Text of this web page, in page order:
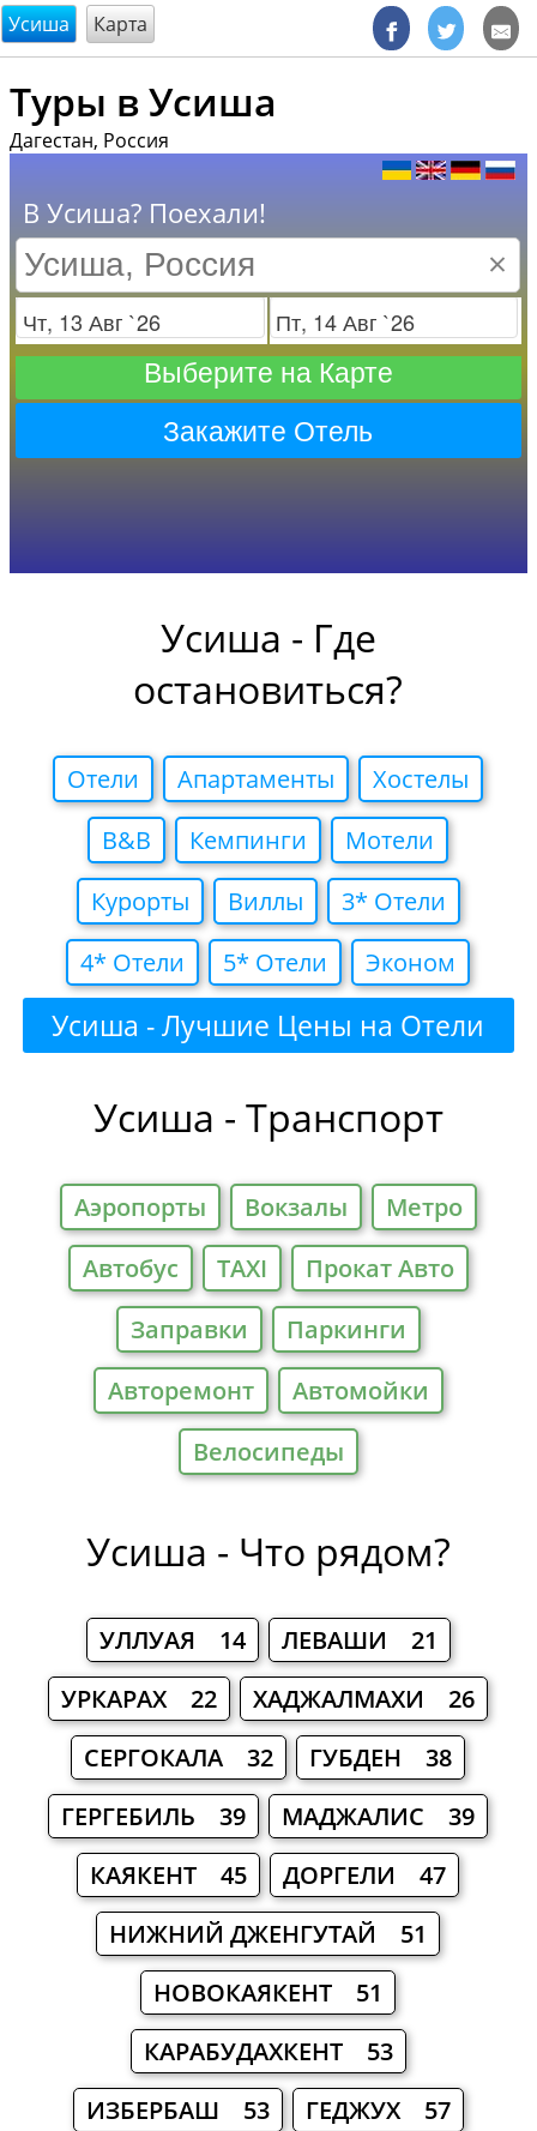
@endsectiom
Усиша Карта
Туры в Усиша
Дагестан, Россия
В Усиша? Поехали!
×
Заезд
Выберите на Карте
Закажите Отель
Усиша - Где
остановиться?
Отели Апартаменты
Хостелы
B&B
Кемпинги
Мотели
Курорты
Виллы
3* Отели
4* Отели
5* Отели Эконом
Усиша - Лучшие Цены на Отели
Усиша - Транспорт
Аэропорты Вокзалы
Метро
Автобус
TAXI
Прокат Авто
Заправки
Паркинги
Авторемонт
Автомойки
Велосипеды
Усиша - Что рядом?
УЛЛУАЯ 14
ЛЕВАШИ 21
УРКАРАХ 22
ХАДЖАЛМАХИ 26
СЕРГОКАЛА 32
ГУБДЕН 38
ГЕРГЕБИЛЬ 39
МАДЖАЛИС 39
КАЯКЕНТ 45
ДОРГЕЛИ 47
НИЖНИЙ ДЖЕНГУТАЙ 51
НОВОКАЯКЕНТ 51
КАРАБУДАХКЕНТ 53
ИЗБЕРБАШ 53
ГЕДЖУХ 57